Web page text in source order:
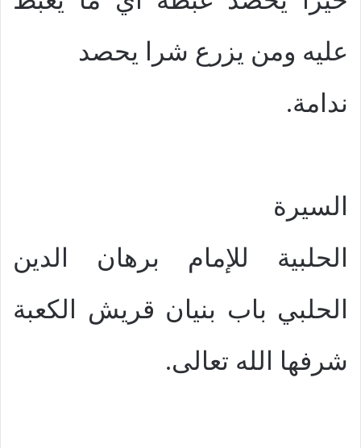
عليه ومن يزرع شرا يحصد
ندامة.
السيرة
الحلبية للإمام برهان الدين
الحلبي باب بنيان قريش الكعبة
شرفها الله تعالى.